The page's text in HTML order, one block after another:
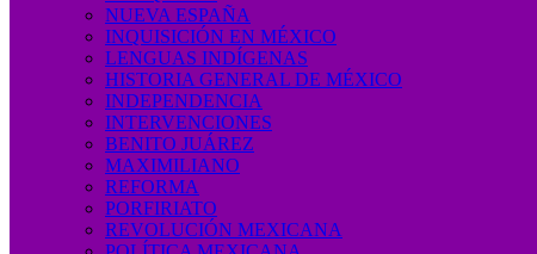
NUEVA ESPAÑA
INQUISICIÓN EN MÉXICO
LENGUAS INDÍGENAS
HISTORIA GENERAL DE MÉXICO
INDEPENDENCIA
INTERVENCIONES
BENITO JUÁREZ
MAXIMILIANO
REFORMA
PORFIRIATO
REVOLUCIÓN MEXICANA